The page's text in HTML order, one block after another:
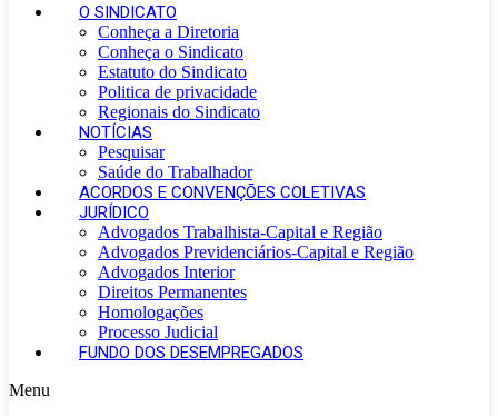
O SINDICATO
Conheça a Diretoria
Conheça o Sindicato
Estatuto do Sindicato
Politica de privacidade
Regionais do Sindicato
NOTÍCIAS
Pesquisar
Saúde do Trabalhador
ACORDOS E CONVENÇÕES COLETIVAS
JURÍDICO
Advogados Trabalhista-Capital e Região
Advogados Previdenciários-Capital e Região
Advogados Interior
Direitos Permanentes
Homologações
Processo Judicial
FUNDO DOS DESEMPREGADOS
Menu